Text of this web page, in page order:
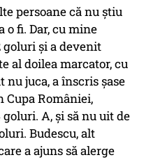
persoane că nu ştiu
o fi. Dar, cu mine
goluri şi a devenit
al doilea marcator, cu
nu juca, a înscris şase
României,
A, şi să nu uit de
Budescu, alt
a ajuns să alerge